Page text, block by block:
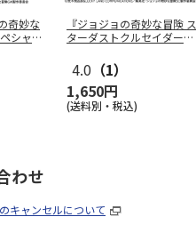
奇妙な
シャル
『ジョジョの奇妙な冒険 ス
ターダストクルセイダー
4.0 （1）
1,650円
(送料別・税込)
わせ
キャンセルについて